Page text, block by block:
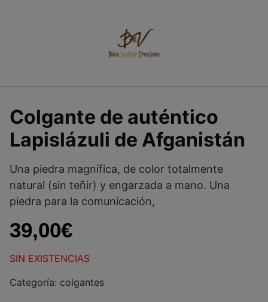
Colgante de auténtico
Lapislázuli de Afganistán
Una piedra magnífica, de color totalmente
natural (sin teñir) y engarzada a mano. Una
piedra para la comunicación,
39,00€
SIN EXISTENCIAS
Categoría: colgantes